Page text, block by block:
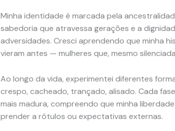
Minha identidade é marcada pela
sabedoria que atravessa gerações e a
adversidades. Cresci aprendendo que minha
vieram antes — mulheres que, mesmo
Ao longo da vida, experimentei diferentes
crespo, cacheado, trançado, alisado. Cada
mais madura, compreendo que minha
prender a rótulos ou expectativas externas.